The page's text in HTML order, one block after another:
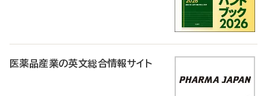
医薬品産業の英文総合情報サイト